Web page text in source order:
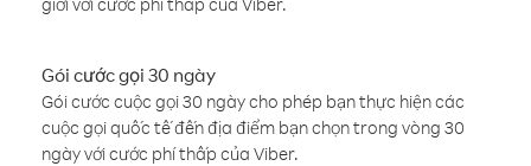
Gói cước gọi 30 ngày
Gói cước cuộc gọi 30 ngày cho phép bạn thực hiện các
cuộc gọi quốc tế đến địa điểm bạn chọn trong vòng 30
ngày với cước phí thấp của Viber.